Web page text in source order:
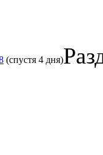
(спустя 4 дня)